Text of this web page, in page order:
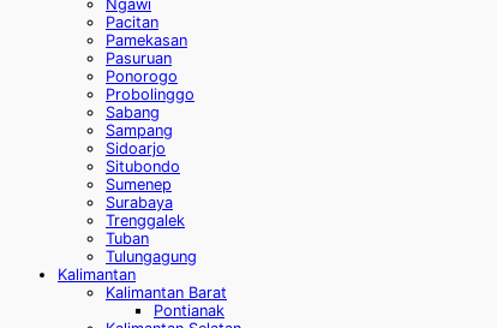
Ngawi
Pacitan
Pamekasan
Pasuruan
Ponorogo
Probolinggo
Sabang
Sampang
Sidoarjo
Situbondo
Sumenep
Surabaya
Trenggalek
Tuban
Tulungagung
Kalimantan
Kalimantan Barat
Pontianak